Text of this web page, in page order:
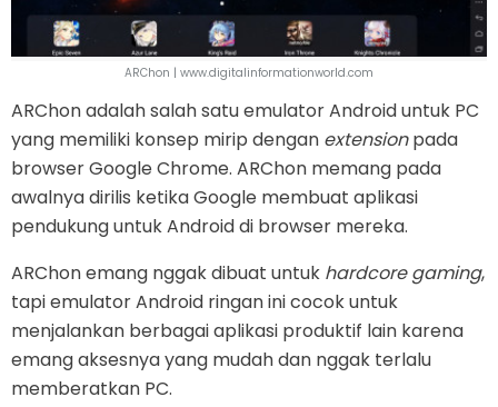
ARChon | www.digitalinformationworld.com
ARChon adalah salah satu emulator Android untuk PC
yang memiliki konsep mirip dengan extensionpada
browser Google Chrome. ARChon memang pada
awalnya dirilis ketika Google membuat aplikasi
pendukung untuk Android di browser mereka.
ARChon emang nggak dibuat untuk hardcore gaming,
tapi emulator Android ringan ini cocok untuk
menjalankan berbagai aplikasi produktif lain karena
emang aksesnya yang mudah dan nggak terlalu
memberatkan PC.